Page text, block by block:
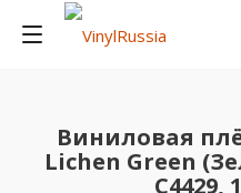
Виниловая
Lichen Green
C4429,